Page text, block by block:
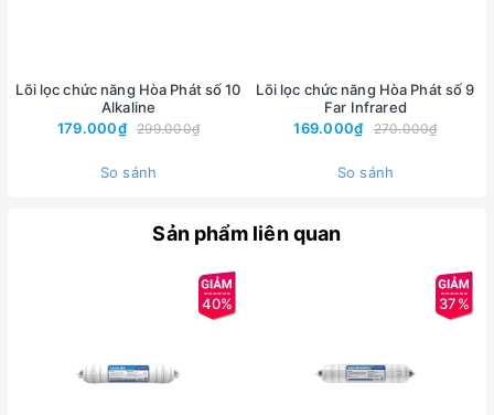
Lõi lọc than hoạt tính GAC 20 inch gầy
- Chức năng: khử mùi, loại bỏ kim loại nặng, chất hữu cơ,
- Vật liệu: Than hoạt tính
Lõi lọc chức năng Hòa Phát số 10
Alkaline
179.000₫
299.000₫
So sánh
Lõi lọc chức năng Hòa Phát số 9
Far Infrared
169.000₫
270.000₫
So sánh
Sản phẩm liên quan
40% 37%